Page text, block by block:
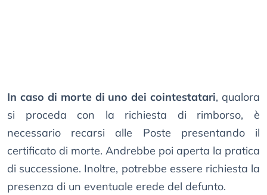
In caso di morte di uno dei cointestatari, qualora
si proceda con la richiesta di rimborso, è
necessario recarsi alle Poste presentando il
certificato di morte. Andrebbe poi aperta la pratica
di successione. Inoltre, potrebbe essere richiesta la
presenza di un eventuale erede del defunto.